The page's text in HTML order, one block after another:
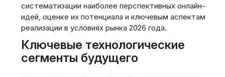
систематизации наиболее перспективных онлайн-
идей, оценке их потенциала и ключевым аспектам
реализации в условиях рынка 2026 года.
Ключевые технологические
сегменты будущего